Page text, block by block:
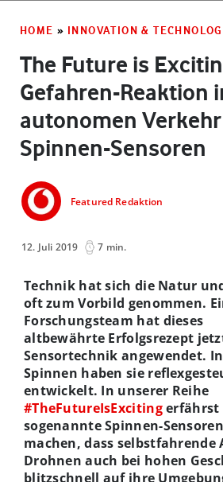
HOME » INNOVATION &
The Future is
Gefahren-Reaktion
autonomen
Spinnen-Sensoren
Featured Redaktion
12. Juli 2019 7 min.
Technik hat sich die Natur
oft zum Vorbild genommen.
Forschungsteam hat dieses
altbewährte Erfolgsrezept
Sensortechnik angewendet.
Spinnen haben sie
entwickelt. In unserer Reihe
#TheFutureIsExcitingerfährst
sogenannte Spinnen-
machen, dass selbstfahrende
Drohnen auch bei hohen
blitzschnell auf ihre